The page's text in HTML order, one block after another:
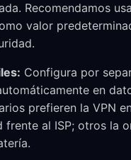
Recomendamos
valor
Configura por
en
prefieren la VPN
frente al ISP; otros la